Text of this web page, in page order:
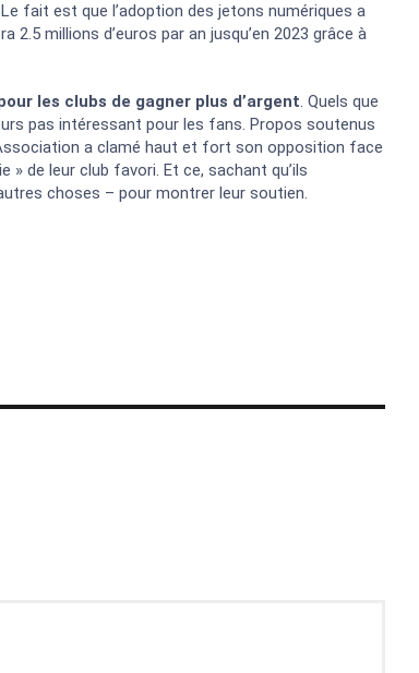
fait est que l’adoption des jetons numériques a
millions d’euros par an jusqu’en 2023 grâce à
les clubs de gagner plus d’argent. Quels que
pas intéressant pour les fans. Propos soutenus
a clamé haut et fort son opposition face
de leur club favori. Et ce, sachant qu’ils
choses – pour montrer leur soutien.